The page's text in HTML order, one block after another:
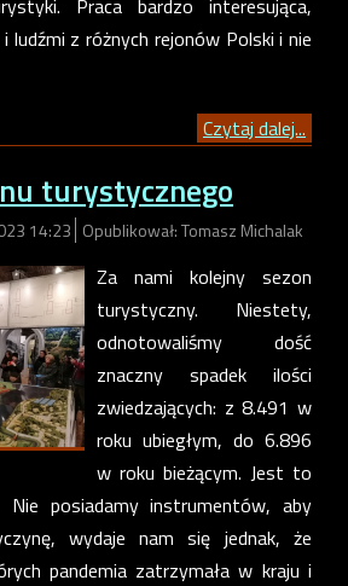
Praca bardzo interesująca,
ludźmi z różnych rejonów Polski i nie
Czytaj dalej...
turystycznego
14:23 Opublikował: Tomasz Michalak
Za nami kolejny sezon
turystyczny. Niestety,
odnotowaliśmy dość
znaczny spadek ilości
zwiedzających: z 8.491 w
roku ubiegłym, do 6.896
w roku bieżącym. Jest to
Nie posiadamy instrumentów, aby
wydaje nam się jednak, że
pandemia zatrzymała w kraju i